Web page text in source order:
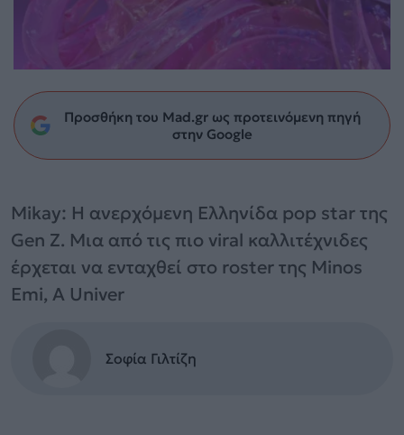
Προσθήκη του Mad.gr ως προτεινόμενη πηγή
στην Google
Mikay: Η ανερχόμενη Ελληνίδα pop star της
Gen Z. Μια από τις πιο viral καλλιτέχνιδες
έρχεται να ενταχθεί στο roster της Minos
Emi, A Univer
Σοφία Γιλτίζη